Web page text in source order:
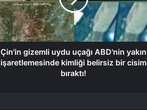
Çin'in gizemli uydu uçağı ABD'nin yakın
işaretlemesinde kimliği belirsiz bir cisim
bıraktı!